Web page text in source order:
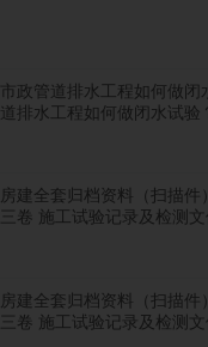
市政管道排水工程如何做
道排水工程如何做闭水试验
房建全套归档资料（扫描件
三卷 施工试验记录及检测
房建全套归档资料（扫描件
三卷 施工试验记录及检测